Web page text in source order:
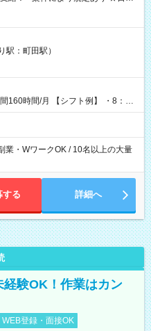
その日に現金GET♪ お仕事後はコ
ます！ 【試用期間】試
駅：町田駅）
フト例】 ・8：00
業・WワークOK / 10名以上の大量
する 詳細へ
験OK！作業はカン
WEB登録・面接OK